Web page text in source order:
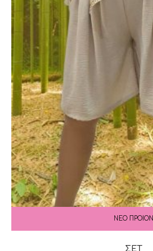
ΝΕΟ ΠΡΟΙΟΝ
ΣΕΤ